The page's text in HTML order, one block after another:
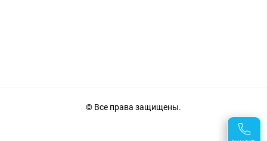
© Все права защищены.